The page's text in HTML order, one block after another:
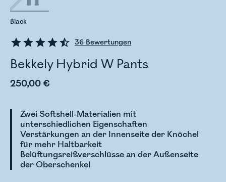
36 Bewertungen
Bekkely Hybrid W Pants
250,00 €
Zwei Softshell-Materialien mit
unterschiedlichen Eigenschaften
Verstärkungen an der Innenseite der Knöchel
für mehr Haltbarkeit
Belüftungsreißverschlüsse an der Außenseite
der Oberschenkel
Black